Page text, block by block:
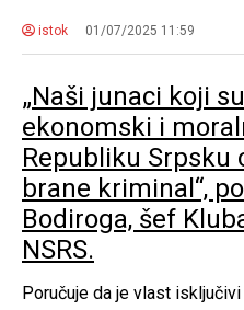
istok 01/07/2025 11:59
„Naši junaci koji
ekonomski i
Republiku Srpsku
brane kriminal“,
Bodiroga, šef
NSRS.
Poručuje da je vlast